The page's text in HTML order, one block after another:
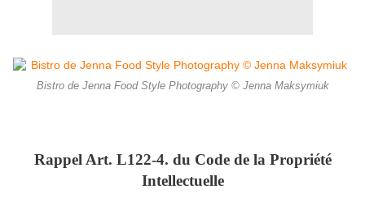
Bistro de Jenna Food Style Photography © Jenna Maksymiuk
Rappel Art. L122-4. du Code de la Propriété
Intellectuelle